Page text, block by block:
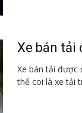
Xe bán tải
Xe bán tải được
thể coi là xe tải